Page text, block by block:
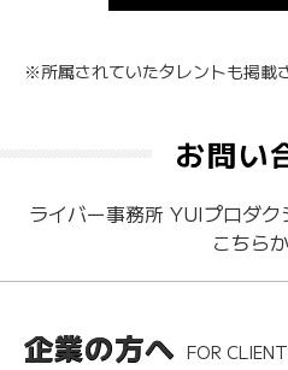
※所属されていたタレントも掲載
お問い
ライバー事務所 YUIプロダ
こちらか
企業の方へ FOR CLIENT